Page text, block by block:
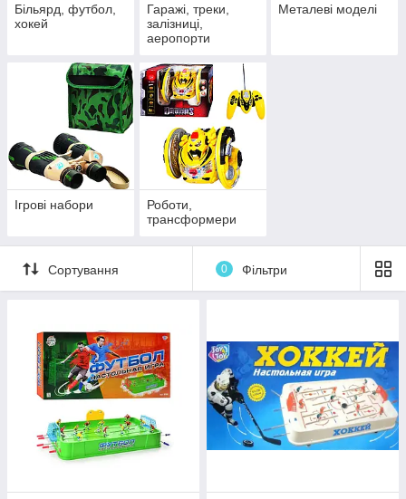
Більярд, футбол,
хокей
Гаражі, треки,
залізниці,
аеропорти
Металеві моделі
Ігрові набори
Роботи,
трансформери
Сортування 0 Фільтри